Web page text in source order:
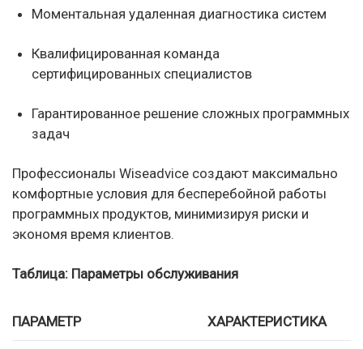
Моментальная удаленная диагностика систем
Квалифицированная команда
сертифицированных специалистов
Гарантированное решение сложных программных
задач
Профессионалы Wiseadvice создают максимально
комфортные условия для бесперебойной работы
программных продуктов, минимизируя риски и
экономя время клиентов.
Таблица: Параметры обслуживания
ПАРАМЕТР ХАРАКТЕРИСТИКА